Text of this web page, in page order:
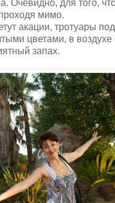
Очевидно, для того,
мимо.
акации, тротуары
цветами, в
запах.